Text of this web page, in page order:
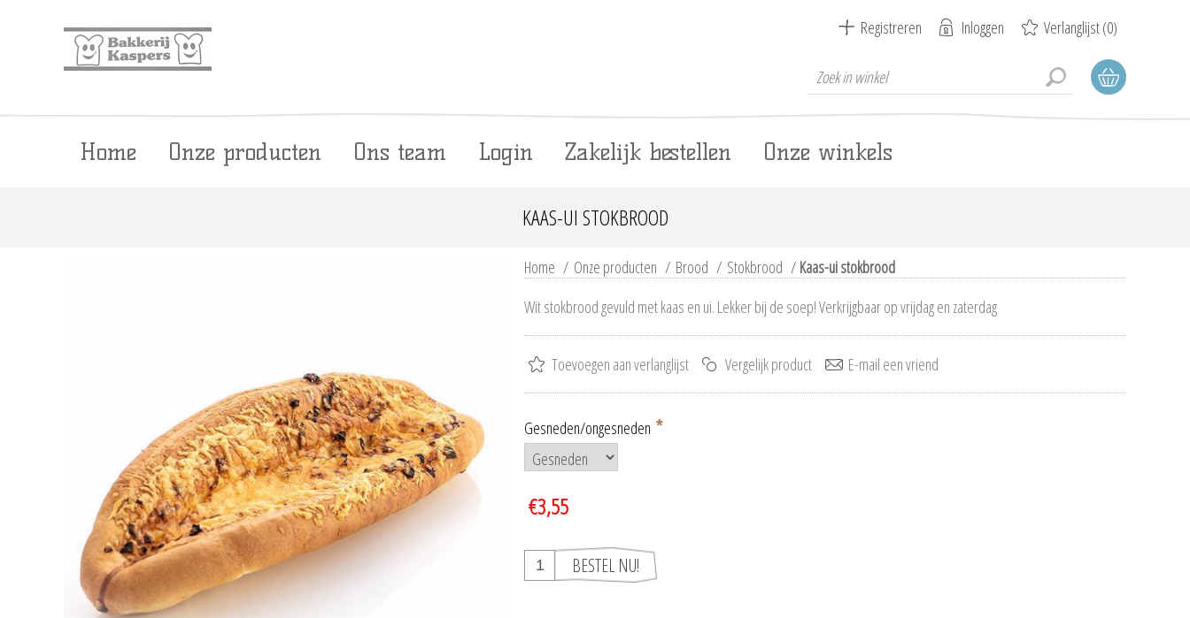
Registreren Inloggen Verlanglijst(0)
Home Onze producten Ons team Login Zakelijk bestellen Onze winkels
KAAS-UI STOKBROOD
Home / Onze producten / Brood / Stokbrood / Kaas-ui stokbrood
Wit stokbrood gevuld met kaas en ui. Lekker bij de soep! Verkrijgbaar op vrijdag en zaterdag
Gesneden/ongesneden *
€3,55